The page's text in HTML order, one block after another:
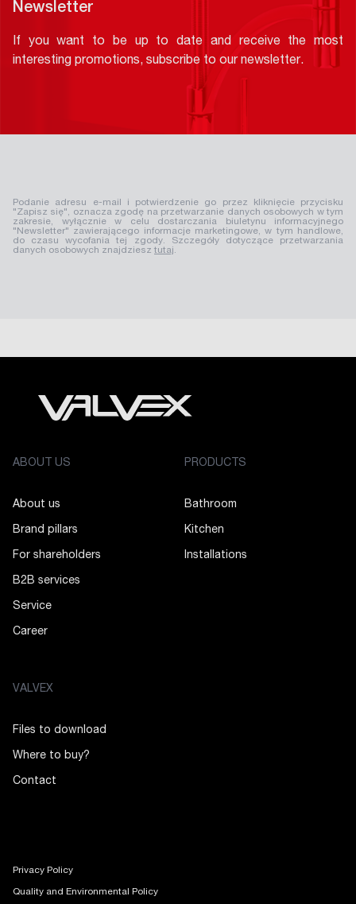
Newsletter
If you want to be up to date and receive the most
interesting promotions, subscribe to our newsletter.
Podanie adresu e-mail i potwierdzenie go przez kliknięcie przycisku
"Zapisz się", oznacza zgodę na przetwarzanie danych osobowych w tym
zakresie, wyłącznie w celu dostarczania biuletynu informacyjnego
"Newsletter" zawierającego informacje marketingowe, w tym handlowe,
do czasu wycofania tej zgody. Szczegóły dotyczące przetwarzania
danych osobowych znajdziesz tutaj.
ABOUT US
About us
Brand pillars
For shareholders
B2B services
Service
Career
PRODUCTS
Bathroom
Kitchen
Installations
VALVEX
Files to download
Where to buy?
Contact
Privacy Policy
Quality and Environmental Policy